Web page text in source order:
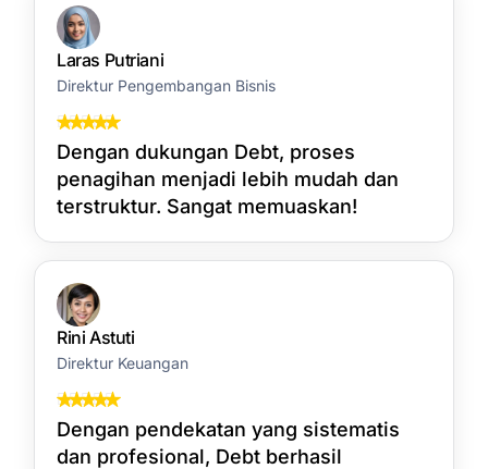
Laras Putriani
Direktur Pengembangan Bisnis
Dengan dukungan Debt, proses
penagihan menjadi lebih mudah dan
terstruktur. Sangat memuaskan!
Rini Astuti
Direktur Keuangan
Dengan pendekatan yang sistematis
dan profesional, Debt berhasil